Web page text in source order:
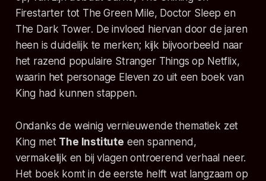
Firestartertot The Green Mile, Doctor Sleep en
The Dark Tower. De invloed hiervan door de jaren
heen is duidelijk te merken; kijk bijvoorbeeld naar
het razend populaire Stranger Things op Netflix,
waarin het personage Eleven zo uit een boek van
King had kunnen stappen.
Ondanks de weinig vernieuwende thematiek zet
King met The Institute een spannend,
vermakelijk en bij vlagen ontroerend verhaal neer.
Het boek komt in de eerste helft wat langzaam op